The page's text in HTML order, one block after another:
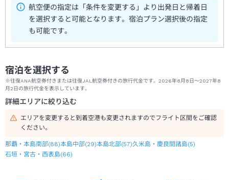
航空便の指定は「条件を変更する」より出発日と帰着日
を選択すると可能となります。宿泊プラン選択後の指定
も可能です。
宿泊を選択する
※往復ANA航空券付きまたは往復JAL航空券付きの旅行代金です。2026年8月8日～2027年8
月2日の旅行代金を表示しています。
詳細エリアに絞り込む
エリアを変更すると到着空港も変更されますのでフライト区間をご確認
ください。
那覇・本島南部(88)本島中部(29)本島北部(57)久米島・慶良間諸島(5)
石垣・宮古・西表島(66)